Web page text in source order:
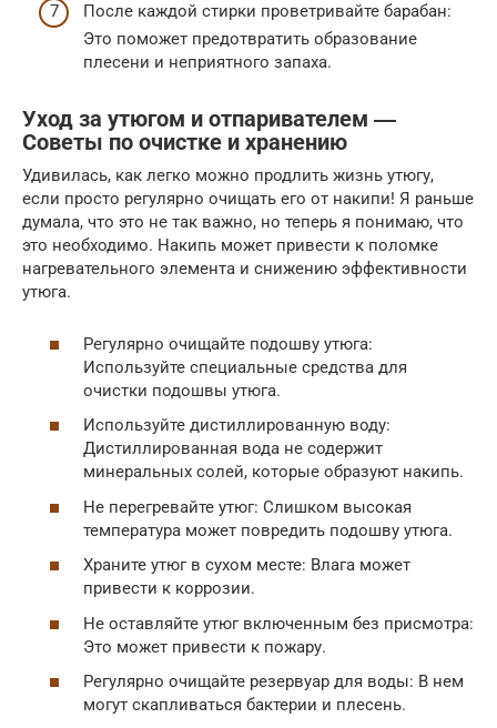
После каждой стирки проветривайте барабан:
Это поможет предотвратить образование
плесени и неприятного запаха.
Уход за утюгом и отпаривателем ―
Советы по очистке и хранению
Удивилась, как легко можно продлить жизнь утюгу,
если просто регулярно очищать его от накипи! Я раньше
думала, что это не так важно, но теперь я понимаю, что
это необходимо. Накипь может привести к поломке
нагревательного элемента и снижению эффективности
утюга.
Регулярно очищайте подошву утюга:
Используйте специальные средства для
очистки подошвы утюга.
Используйте дистиллированную воду:
Дистиллированная вода не содержит
минеральных солей, которые образуют накипь.
Не перегревайте утюг: Слишком высокая
температура может повредить подошву утюга.
Храните утюг в сухом месте: Влага может
привести к коррозии.
Не оставляйте утюг включенным без присмотра:
Это может привести к пожару.
Регулярно очищайте резервуар для воды: В нем
могут скапливаться бактерии и плесень.